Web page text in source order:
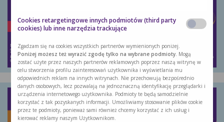
Cookies retargetingowe innych podmiotów (third party
cookies) lub inne narzędzia trackujące
Zgadzam się na cookies wszystkich partnerów wymienionych poniżej.
Poniżej możesz też wyrazić zgodę tylko na wybrane podmioty. Mogą
zostać użyte przez naszych partnerów reklamowych poprzez naszą witrynę w
celu stworzenia profilu zainteresowań użytkownika i wyświetlania mu
odpowiednich reklam na innych witrynach. Nie przechowują bezpośrednio
danych osobowych, lecz pozwalają na jednoznaczną identyfikację przeglądarki i
urządzenia internetowego użytkownika. Podmioty te będą samodzielnie
korzystać z tak pozyskanych informacji. Umożliwiamy stosowanie plików cookie
przez te podmioty, ponieważ sami również chcemy korzystać z ich usług i
kierować reklamy naszym Użytkownikom.